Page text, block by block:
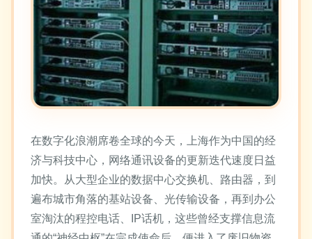
在数字化浪潮席卷全球的今天，上海作为中国的经
济与科技中心，网络通讯设备的更新迭代速度日益
加快。从大型企业的数据中心交换机、路由器，到
遍布城市角落的基站设备、光传输设备，再到办公
室淘汰的程控电话、IP话机，这些曾经支撑信息流